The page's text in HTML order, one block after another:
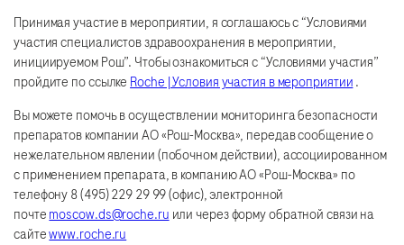
Принимая участие в мероприятии, я соглашаюсь с “Условиями
участия специалистов здравоохранения в мероприятии,
инициируемом Рош”. Чтобы ознакомиться с “Условиями участия”
пройдите по ссылке Roche | Условия участия в мероприятии .
Вы можете помочь в осуществлении мониторинга безопасности
препаратов компании АО «Рош-Москва», передав сообщение о
нежелательном явлении (побочном действии), ассоциированном
с применением препарата, в компанию АО «Рош-Москва» по
телефону 8 (495) 229 29 99 (офис), электронной
почте moscow.ds@roche.ru или через форму обратной связи на
сайтеwww.roche.ru